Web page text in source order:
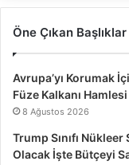
Öne Çıkan Başlıklar
Avrupa’yı Korumak
Füze Kalkanı
8 Ağustos 2026
Trump Sınıfı
Olacak İşte Bütçeyi